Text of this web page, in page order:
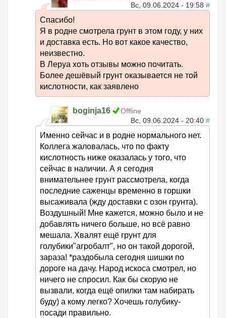
Вс, 09.06.2024 - 19:58 #
Спасибо!
Я в родне смотрела грунт в этом году, у них
и доставка есть. Но вот какое качество,
неизвестно.
В Леруа хоть отзывы можно почитать.
Более дешёвый грунт оказывается не той
кислотности, как заявлено
boginja16
Offline
Вс, 09.06.2024 - 20:40 #
Именно сейчас и в родне нормального нет.
Коллега жаловалась, что по факту
кислотность ниже оказалась у того, что
сейчас в наличии. А я сегодня
внимательнее грунт рассмотрела, когда
последние саженцы временно в горшки
высаживала (жду доставки с озон грунта).
Воздушный! Мне кажется, можно было и не
добавлять ничего больше, но всё равно
мешала. Хвалят ещё грунт для
голубики"агробалт", но он такой дорогой,
зараза! *раздобыла сегодня шишки по
дороге на дачу. Народ искоса смотрел, но
ничего не спросил. Как бы скорую не
вызвали, когда ещё опилки там набирать
буду) а кому легко? Хочешь голубику-
посади правильно.